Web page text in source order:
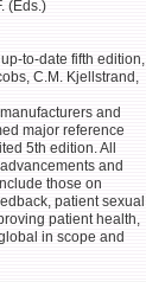
(Eds.)
to-date fifth edition,
C.M. Kjellstrand,
and
major reference
5th edition. All
and
those on
patient sexual
patient health,
in scope and